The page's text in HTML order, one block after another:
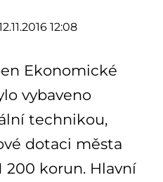
12:08
Ekonomické
vybaveno
technikou,
dotaci města
200 korun. Hlavní